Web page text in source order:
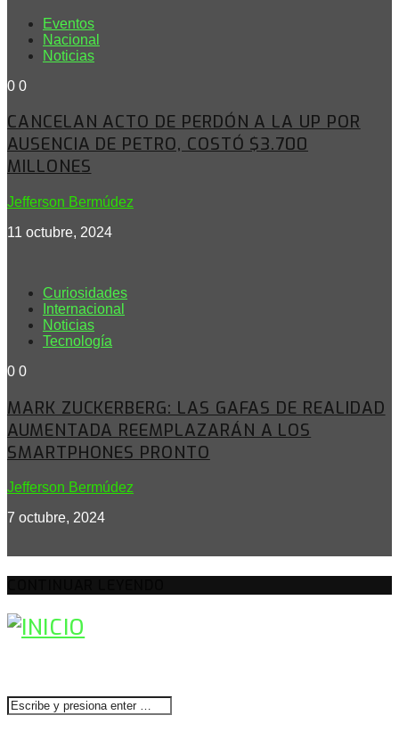
Eventos
Nacional
Noticias
0 0
CANCELAN ACTO DE PERDÓN A LA UP POR
AUSENCIA DE PETRO, COSTÓ $3.700
MILLONES
Jefferson Bermúdez
11 octubre, 2024
Curiosidades
Internacional
Noticias
Tecnología
0 0
MARK ZUCKERBERG: LAS GAFAS DE REALIDAD
AUMENTADA REEMPLAZARÁN A LOS
SMARTPHONES PRONTO
Jefferson Bermúdez
7 octubre, 2024